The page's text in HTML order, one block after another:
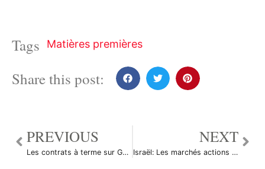
Tags Matières premières
Share this post:
PREVIOUS
Les contrats à terme sur Gaz naturel ont reculé durant la séance américaine
NEXT
Israël: Les marchés actions finissent en hausse; l’indice TA 35 gagne 0,76%